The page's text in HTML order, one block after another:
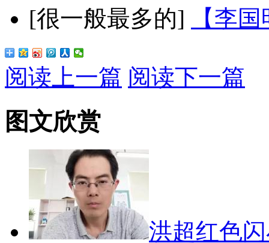
[很一般最多的]
【李
阅读上一篇 阅读下一篇
图文欣赏
洪超红色